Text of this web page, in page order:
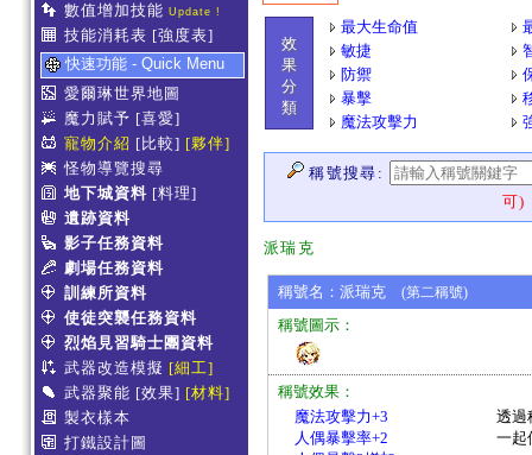
數值增加技能 Update !
技能消耗表 [強度表]
快速功能 - Quick Menu
愛爾琳世界地圖
魔力賦予 [喜愛]
寵物介紹 [比較] [夥伴]
怪物導覽搜尋
地下城資料 [料理]
遺跡資料
影子任務資料
劇場任務資料
訓練所資料
使徒突襲任務資料
烈焰見習騎士團資料
武器改造模擬 [細工]
武器聚能 [效果] [材料]
製衣樣本
打鐵設計圖
效
果
分
類
最大生命值
敏捷
防禦
暴擊
魔法攻擊力
稱號搜尋:
可)
派瑞克
稱號名：派瑞克 (第二稱號)
稱號圖示：
稱號效果：
魔法攻擊力+3
人偶暴擊率+2
透過
一起